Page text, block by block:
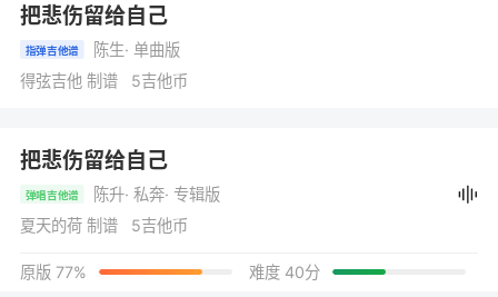
把悲伤留给自己
指弹吉他谱 陈生· 单曲版
得弦吉他 制谱 5吉他币
把悲伤留给自己
弹唱吉他谱 陈升· 私奔· 专辑版
夏天的荷 制谱 5吉他币
原版 77% 难度 40分